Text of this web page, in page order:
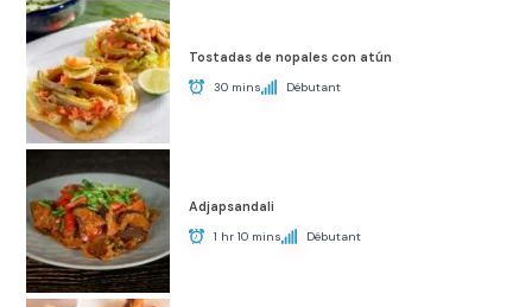
Tostadas de nopales con atún
30 mins Débutant
Adjapsandali
1 hr 10 mins Débutant